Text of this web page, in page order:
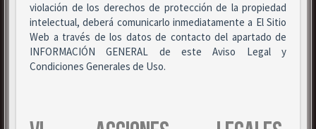
violación de los derechos de protección de la propiedad
intelectual, deberá comunicarlo inmediatamente a El Sitio
Web a través de los datos de contacto del apartado de
INFORMACIÓN GENERAL de este Aviso Legal y
Condiciones Generales de Uso.